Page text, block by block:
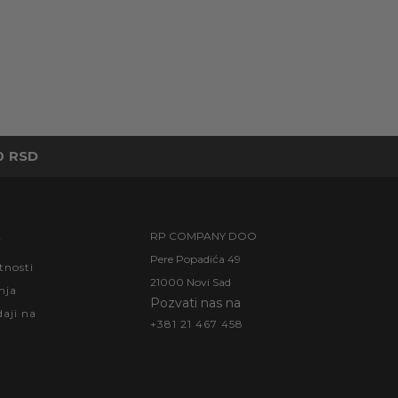
RSD
na
RP COMPANY DOO
Pere Popadića 49
21000 Novi Sad
Pozvati nas na
+381 21 467 458